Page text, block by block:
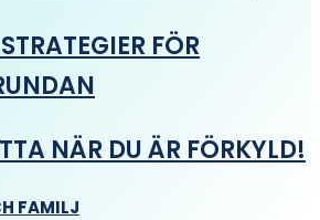
FÖR
NÄR DU ÄR FÖRKYLD!
FAMILJ